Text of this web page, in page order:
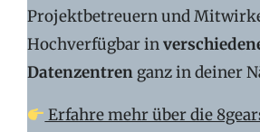
Projektbetreuern und
Hochverfügbar in
Datenzentren ganz in deiner
Erfahre mehr über die